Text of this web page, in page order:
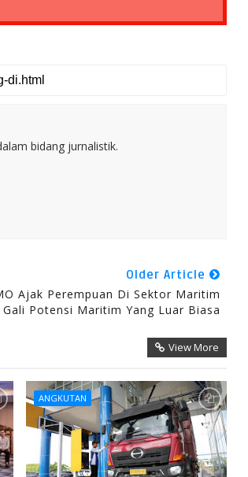
bidang jurnalistik.
Older Article
Ajak Perempuan Di Sektor Maritim
Gali Potensi Maritim Yang Luar Biasa
View More
ANGKUTAN